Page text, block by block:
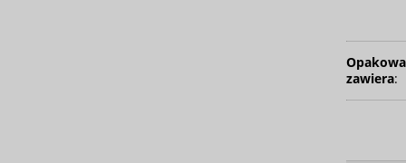
zawiera: